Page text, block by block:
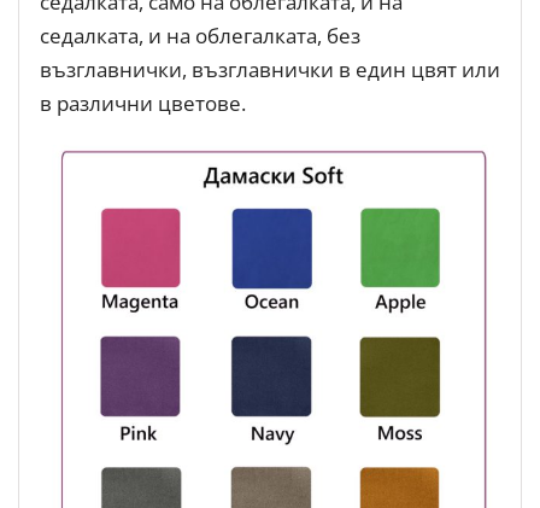
седалката, и на облегалката, без
възглавнички, възглавнички в един цвят или
в различни цветове.